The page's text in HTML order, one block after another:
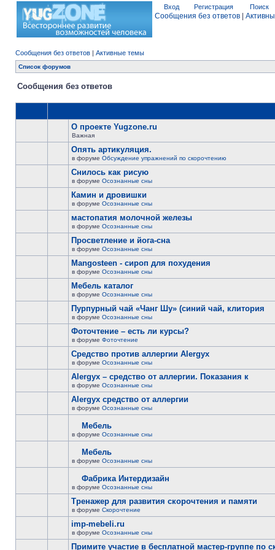
Вход Регистрация Поиск
Сообщения без ответов
Сообщения без ответов | Активные темы
Список форумов
Сообщения без ответов
О проекте Yugzone.ru
Важная
Опять артикуляция.
в форуме Обсуждение упражнений по скорочтению
Снилось как рисую
в форуме Осознанные сны
Камин и дровишки
в форуме Осознанные сны
мастопатия молочной железы
в форуме Осознанные сны
Просветление и йога-сна
в форуме Осознанные сны
Mangosteen - сироп для похудения
в форуме Осознанные сны
Мебель каталог
в форуме Осознанные сны
Пурпурный чай «Чанг Шу» (синий чай, клитория
в форуме Осознанные сны
Фоточтение – есть ли курсы?
в форуме Фоточтение
Cредство против аллергии Alergyx
в форуме Осознанные сны
Alergyx – средство от аллергии. Показания к
в форуме Осознанные сны
Alergyx средство от аллергии
в форуме Осознанные сны
Мебель
в форуме Осознанные сны
Мебель
в форуме Осознанные сны
Фабрика Интердизайн
в форуме Осознанные сны
Тренажер для развития скорочтения и памяти
в форуме Скорочтение
imp-mebeli.ru
в форуме Осознанные сны
Примите участие в бесплатной мастер-группе по